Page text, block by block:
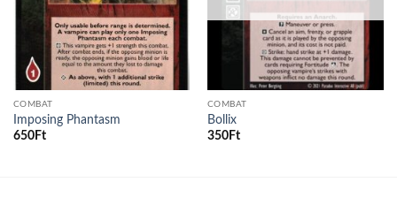
COMBAT
Imposing Phantasm
650Ft
COMBAT
Bollix
350Ft